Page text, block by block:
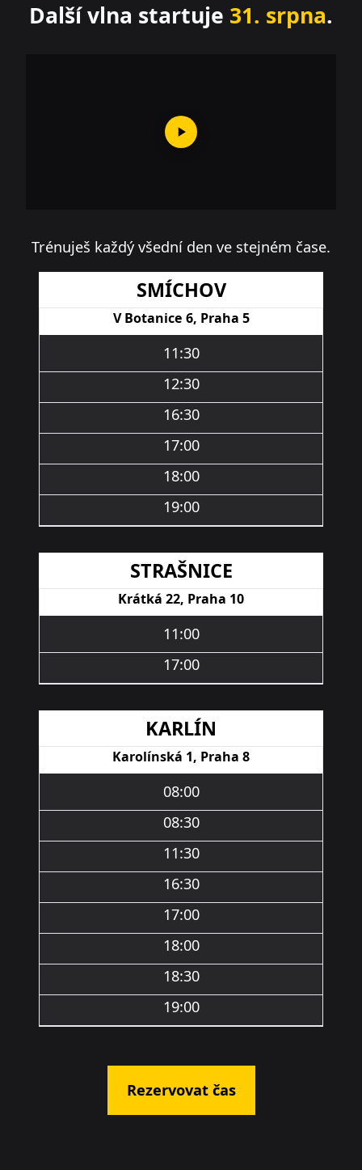
Další vlna startuje 31. srpna.
Trénuješ každý všední den ve stejném čase.
SMÍCHOV
V Botanice 6, Praha 5
11:30
12:30
16:30
17:00
18:00
19:00
STRAŠNICE
Krátká 22, Praha 10
11:00
17:00
KARLÍN
Karolínská 1, Praha 8
08:00
08:30
11:30
16:30
17:00
18:00
18:30
19:00
Rezervovat čas